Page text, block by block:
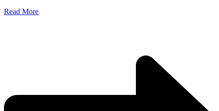
Read More